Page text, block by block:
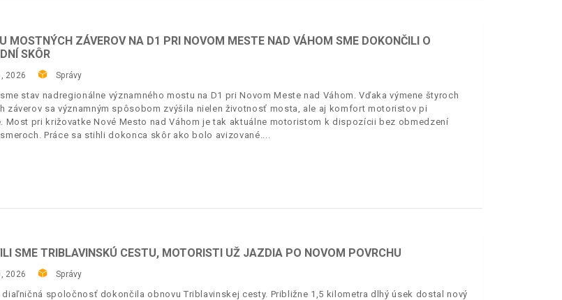
MOSTNÝCH ZÁVEROV NA D1 PRI NOVOM MESTE NAD VÁHOM SME DOKONČILI O
SKÔR
2026 Správy
stav nadregionálne významného mostu na D1 pri Novom Meste nad Váhom. Vďaka výmene štyroch
záverov sa významným spôsobom zvýšila nielen životnosť mosta, ale aj komfort motoristov pi
Most pri križovatke Nové Mesto nad Váhom je tak aktuálne motoristom k dispozícii bez obmedzení
Práce sa stihli dokonca skôr ako bolo avizované.
SME TRIBLAVINSKÚ CESTU, MOTORISTI UŽ JAZDIA PO NOVOM POVRCHU
2026 Správy
diaľničná spoločnosť dokončila obnovu Triblavinskej cesty. Približne 1,5 kilometra dlhý úsek dostal nový